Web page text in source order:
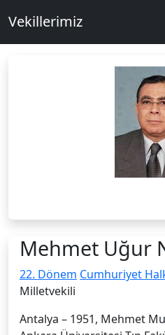
Vekillerimiz
Mehmet Uğur
22. Dönem Cumhuriyet
Milletvekili
Antalya – 1951, Mehmet